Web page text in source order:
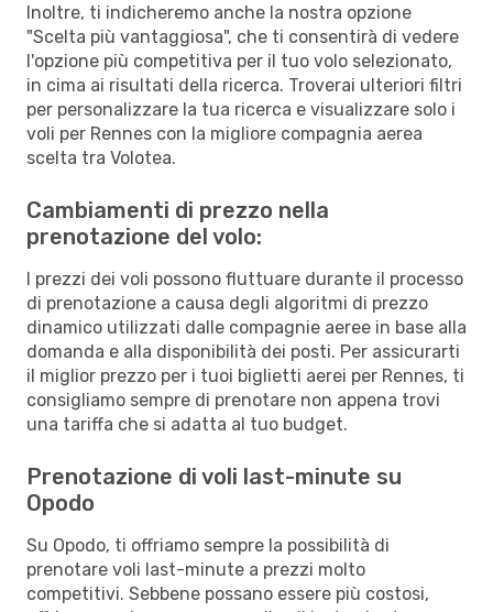
Inoltre, ti indicheremo anche la nostra opzione
"Scelta più vantaggiosa", che ti consentirà di vedere
l'opzione più competitiva per il tuo volo selezionato,
in cima ai risultati della ricerca. Troverai ulteriori filtri
per personalizzare la tua ricerca e visualizzare solo i
voli per Rennes con la migliore compagnia aerea
scelta tra Volotea.
Cambiamenti di prezzo nella
prenotazione del volo:
I prezzi dei voli possono fluttuare durante il processo
di prenotazione a causa degli algoritmi di prezzo
dinamico utilizzati dalle compagnie aeree in base alla
domanda e alla disponibilità dei posti. Per assicurarti
il miglior prezzo per i tuoi biglietti aerei per Rennes, ti
consigliamo sempre di prenotare non appena trovi
una tariffa che si adatta al tuo budget.
Prenotazione di voli last-minute su
Opodo
Su Opodo, ti offriamo sempre la possibilità di
prenotare voli last-minute a prezzi molto
competitivi. Sebbene possano essere più costosi,